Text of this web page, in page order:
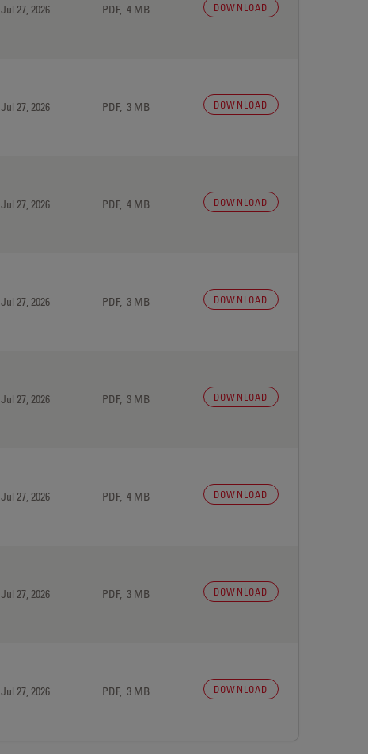
Jul 27, 2026 PDF, 4 MB DOWNLOAD
Jul 27, 2026 PDF, 3 MB DOWNLOAD
Jul 27, 2026 PDF, 4 MB DOWNLOAD
Jul 27, 2026 PDF, 3 MB DOWNLOAD
Jul 27, 2026 PDF, 3 MB DOWNLOAD
Jul 27, 2026 PDF, 4 MB DOWNLOAD
Jul 27, 2026 PDF, 3 MB DOWNLOAD
Jul 27, 2026 PDF, 3 MB DOWNLOAD